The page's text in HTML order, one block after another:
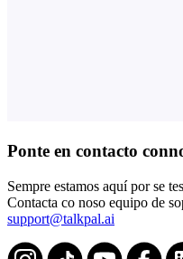
Ponte en contacto
Sempre estamos aquí por se
Contacta co noso equipo de
support@talkpal.ai